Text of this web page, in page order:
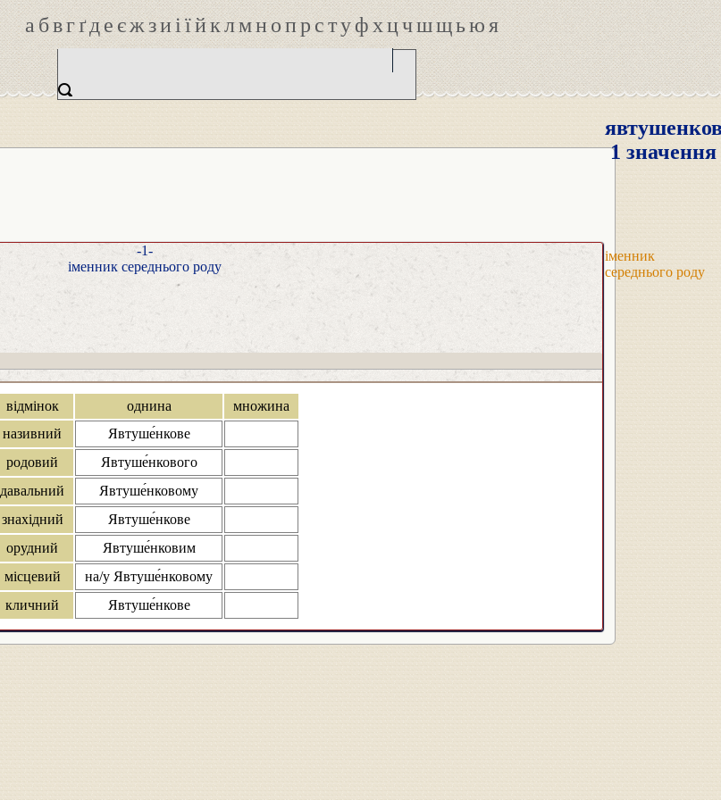
абвгґдеєжзиіїйклмнопрстуфхцчшщьюя
1 значення
іменник
середнього роду
-1-
іменник середнього роду
відмінок однина
множина
називний
Явтуше́нкове
родовий
Явтуше́нкового
давальний
Явтуше́нковому
знахідний
Явтуше́нкове
орудний
Явтуше́нковим
місцевий
на/у Явтуше́нковому
кличний
Явтуше́нкове